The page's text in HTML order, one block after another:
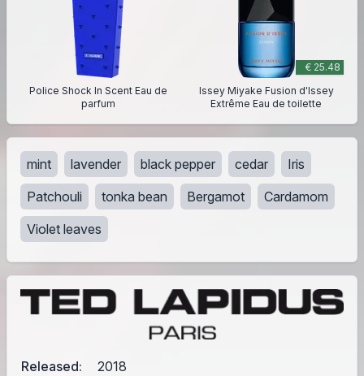
Released:
2018
Police Shock In Scent Eau de
parfum
€ 25.48
Issey Miyake Fusion d'Issey
Extrême Eau de toilette
mint lavender black pepper cedar
Iris
Patchouli
tonka bean Bergamot
Cardamom
Violet leaves